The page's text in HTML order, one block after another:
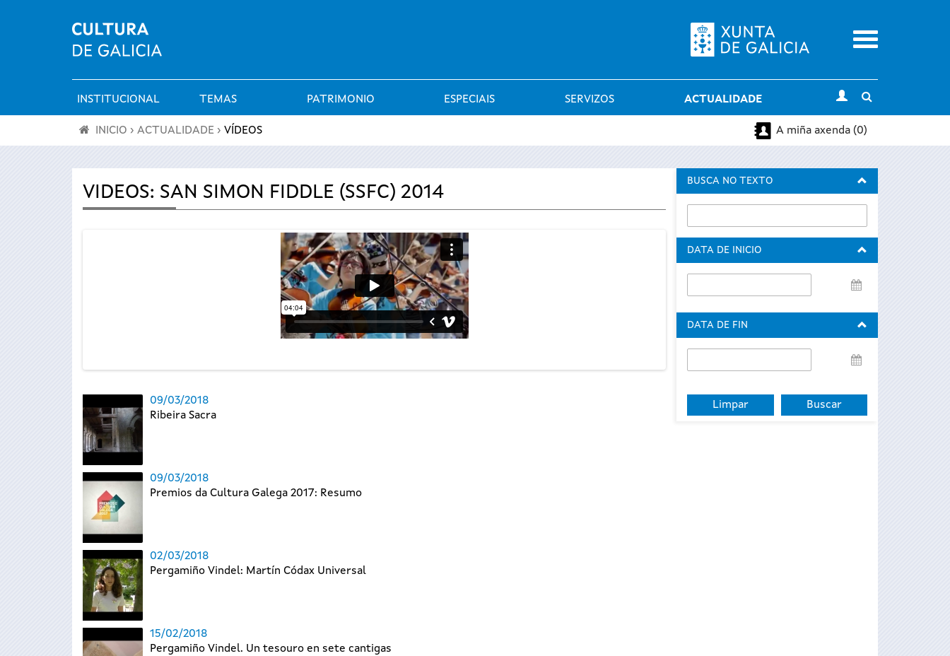
Menu
Menú
principal
INSTITUCIONAL TEMAS PATRIMONIO ESPECIAIS SERVIZOS ACTUALIDADE
search
está
INICIO › ACTUALIDADE › VÍDEOS A miña axenda (0)
VIDEOS: SAN SIMON FIDDLE (SSFC) 2014
09/03/2018
Ribeira Sacra
09/03/2018
Premios da Cultura Galega 2017: Resumo
02/03/2018
Pergamiño Vindel: Martín Códax Universal
15/02/2018
Pergamiño Vindel. Un tesouro en sete cantigas
BUSCA NO TEXTO
DATA DE INICIO
de
DATA DE FIN
de